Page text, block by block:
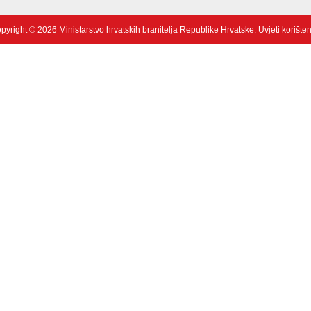
© 2026 Ministarstvo hrvatskih branitelja Republike Hrvatske. Uvjeti